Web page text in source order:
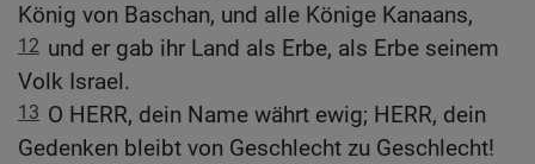
König von Baschan, und alle Könige Kanaans,
12 und er gab ihr Land als Erbe, als Erbe seinem
Volk Israel.
13 O HERR, dein Name währt ewig; HERR, dein
Gedenken bleibt von Geschlecht zu Geschlecht!